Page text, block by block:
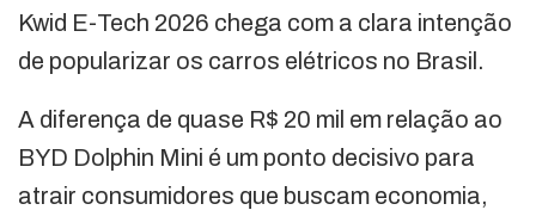
Kwid E-Tech 2026 chega com a clara intenção
de popularizar os carros elétricos no Brasil.
A diferença de quase R$ 20 mil em relação ao
BYD Dolphin Mini é um ponto decisivo para
atrair consumidores que buscam economia,